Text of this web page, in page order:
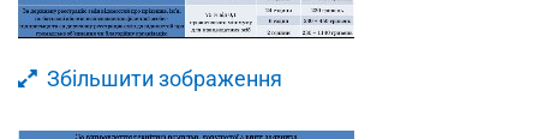
Збільшити зображення